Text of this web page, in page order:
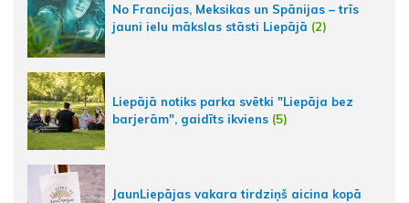
No Francijas, Meksikas un Spānijas – trīs
jauni ielu mākslas stāsti Liepājā (2)
Liepājā notiks parka svētki "Liepāja bez
barjerām", gaidīts ikviens (5)
JaunLiepājas vakara tirdziņš aicina kopā